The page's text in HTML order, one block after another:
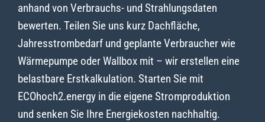
anhand von Verbrauchs- und Strahlungsdaten
bewerten. Teilen Sie uns kurz Dachfläche,
Jahresstrombedarf und geplante Verbraucher wie
Wärmepumpe oder Wallbox mit – wir erstellen eine
belastbare Erstkalkulation. Starten Sie mit
ECOhoch2.energy in die eigene Stromproduktion
und senken Sie Ihre Energiekosten nachhaltig.